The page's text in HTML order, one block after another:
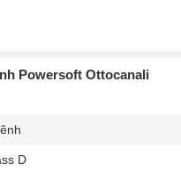
Powersoft Ottocanali
D